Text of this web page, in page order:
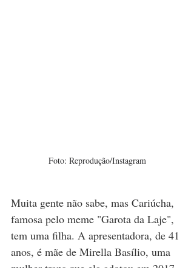
Foto: Reprodução/Instagram
Muita gente não sabe, mas Cariúcha,
famosa pelo meme "Garota da Laje",
tem uma filha. A apresentadora, de 41
anos, é mãe de Mirella Basílio, uma